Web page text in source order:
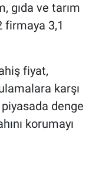
gıda ve tarım
firmaya 3,1
fiyat,
karşı
denge
korumayı